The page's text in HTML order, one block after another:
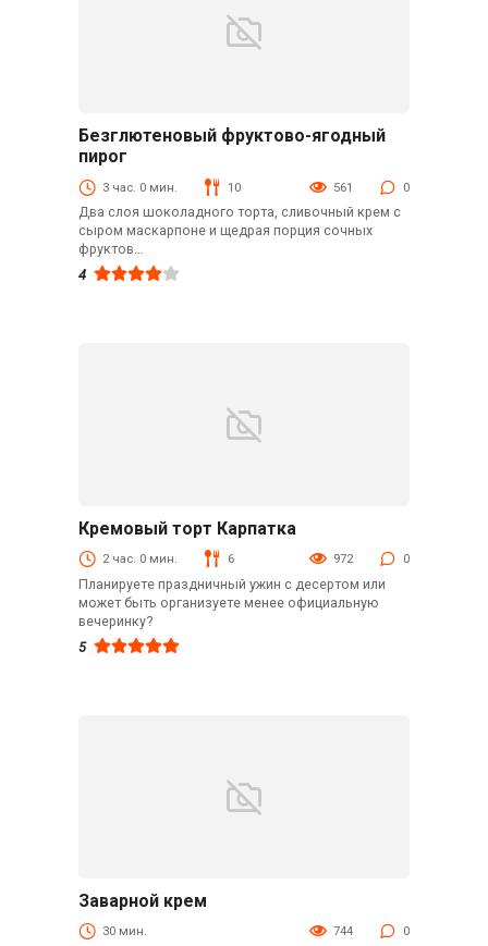
Безглютеновый фруктово-ягодный
пирог
3 час. 0 мин. 10 561 0
Два слоя шоколадного торта, сливочный крем с
сыром маскарпоне и щедрая порция сочных
фруктов…
4
Кремовый торт Карпатка
2 час. 0 мин. 6 972 0
Планируете праздничный ужин с десертом или
может быть организуете менее официальную
вечеринку?
5
Десерты
Заварной крем
30 мин. 744 0